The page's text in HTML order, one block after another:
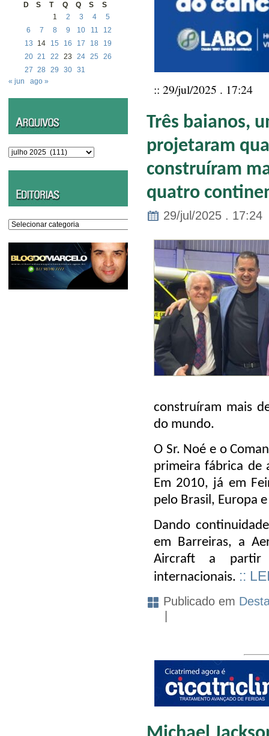
D
S T Q Q S
S
1
2 3 4
5
6
7 8 9 10 11
12
13
14 15 16 17 18
19
20 21 22 23 24 25
26
27 28 29 30 31
« jun
ago »
Arquivos
Editorias
:: 29/jul/2025 . 17:24
Três baianos,
projetaram
construíram
quatro
29/jul/2025 . 17:24
construíram mais
do mundo.
O Sr. Noé e o
primeira fábrica de
Em 2010, já em
pelo Brasil, Europa
Dando
em Barreiras, a
Aircraft a partir
internacionais. ::
Publicado em